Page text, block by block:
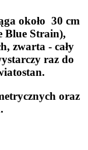
około 30 cm
Blue Strain),
zwarta - cały
raz do
oraz